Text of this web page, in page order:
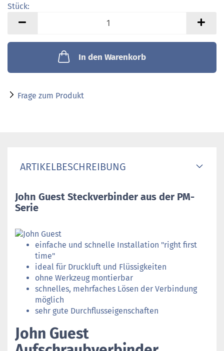
Stück:
In den Warenkorb
Frage zum Produkt
ARTIKELBESCHREIBUNG
John Guest Steckverbinder aus der PM-
Serie
einfache und schnelle Installation "right first
time"
ideal für Druckluft und Flüssigkeiten
ohne Werkzeug montierbar
schnelles, mehrfaches Lösen der Verbindung
möglich
sehr gute Durchflusseigenschaften
John Guest